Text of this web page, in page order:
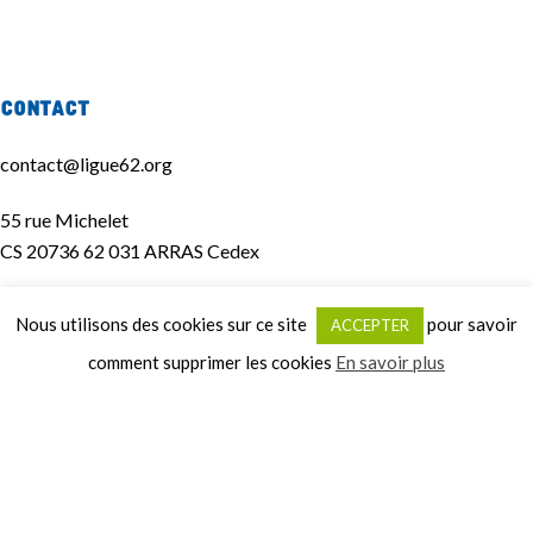
Contact
contact@ligue62.org
55 rue Michelet
CS 20736 62 031 ARRAS Cedex
Nous utilisons des cookies sur ce site ACCEPTER
pour savoir
comment supprimer les cookies En savoir plus